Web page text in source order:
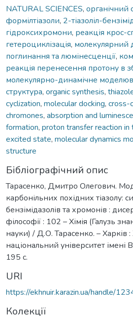
NATURAL SCIENCES, органічний
формілтіазоли, 2-тіазоліл-
гідроксихромони, реакція крос-
гетероциклізація, молекулярний
поглинання та люмінесценції,
реакція перенесення протону в
молекулярно-динамічне
структура, organic synthesis,
cyclization, molecular docking, cross-
chromones, absorption and
formation, proton transfer reaction
excited state, molecular dynamics
structure
Бібліографічний опис
Тарасенко, Дмитро Олегович.
карбонільних похідних тіазолу:
бензімідазолів та хромонів :
філософії : 102 – Хімія (Галузь
науки) / Д.О. Тарасенко. – Харків :
національний університет імені
195 с.
URI
https://ekhnuir.karazin.ua/handle/
Колекції